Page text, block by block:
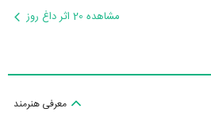
مشاهده 20 اثر داغ روز
معرفی هنرمند